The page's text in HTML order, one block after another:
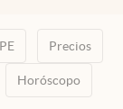
Precios
Horóscopo